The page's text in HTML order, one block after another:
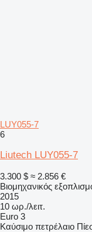
LUY055-7
6
Liutech LUY055-7
3.300 $ ≈ 2.856 €
Βιομηχανικός
2015
10 ωρ./λειτ.
Euro 3
Καύσιμο πετρέλαιο